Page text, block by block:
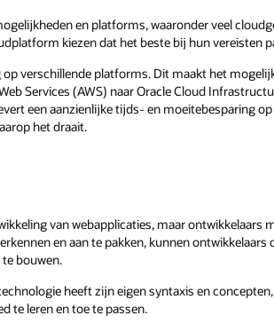
en platforms, waaronder veel
kiezen dat het beste bij hun vereisten
verschillende platforms. Dit maakt het
Services (AWS) naar Oracle Cloud
een aanzienlijke tijds- en moeitebesparing
het draait.
van webapplicaties, maar ontwikkelaars
en aan te pakken, kunnen ontwikkelaars
bouwen.
heeft zijn eigen syntaxis en
te leren en toe te passen.